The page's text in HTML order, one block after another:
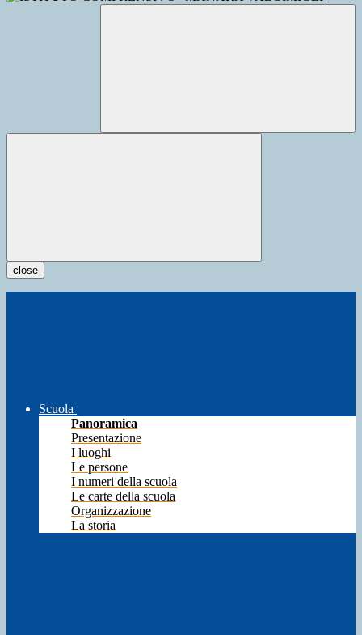
close
Scuola
Panoramica
Presentazione
I luoghi
Le persone
I numeri della scuola
Le carte della scuola
Organizzazione
La storia